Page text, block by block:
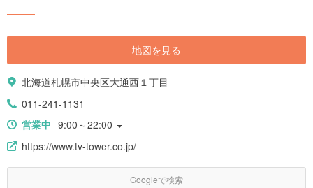
地図を見る
北海道札幌市中央区大通西１丁目
011-241-1131
営業中 9:00～22:00
https://www.tv-tower.co.jp/
Googleで検索